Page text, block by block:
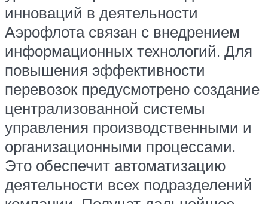
инноваций в деятельности
Аэрофлота связан с внедрением
информационных технологий. Для
повышения эффективности
перевозок предусмотрено создание
централизованной системы
управления производственными и
организационными процессами.
Это обеспечит автоматизацию
деятельности всех подразделений